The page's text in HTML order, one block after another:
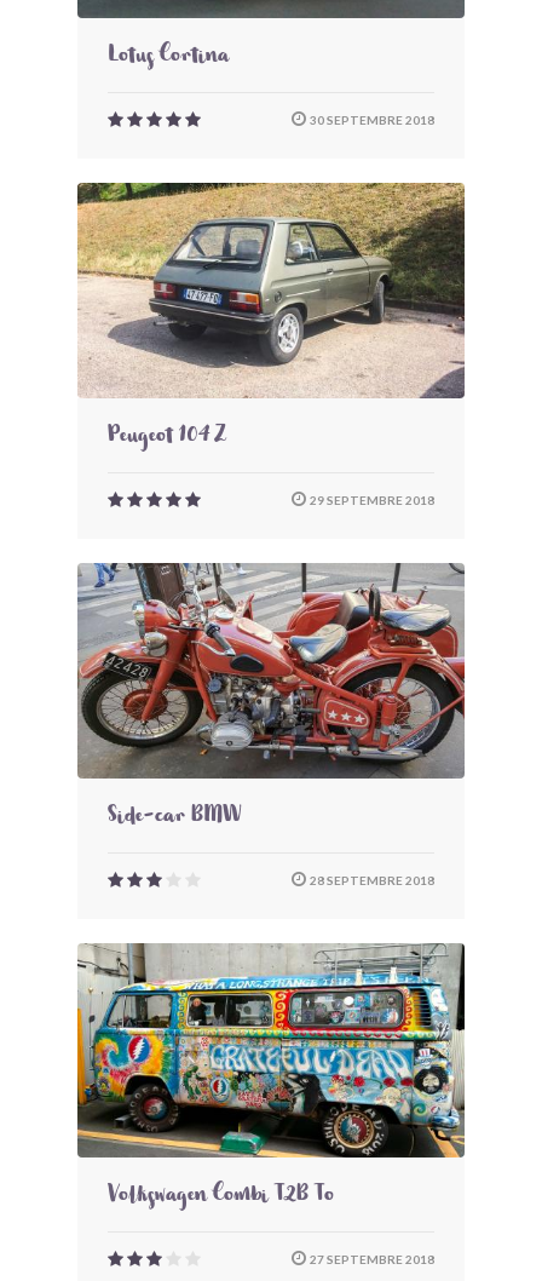
Lotus Cortina
30 SEPTEMBRE 2018
Peugeot 104 Z
29 SEPTEMBRE 2018
Side-car BMW
28 SEPTEMBRE 2018
Volkswagen Combi T2B To
27 SEPTEMBRE 2018